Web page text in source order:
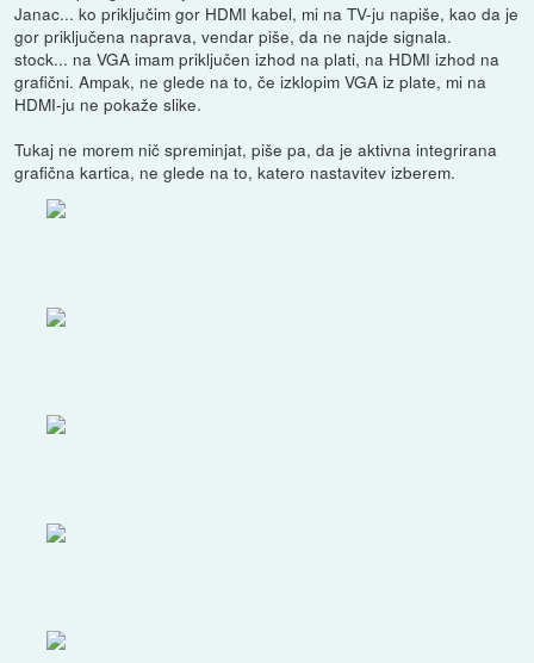
Janac... ko priključim gor HDMI kabel, mi na TV-ju napiše, kao da je
gor priključena naprava, vendar piše, da ne najde signala.
stock... na VGA imam priključen izhod na plati, na HDMI izhod na
grafični. Ampak, ne glede na to, če izklopim VGA iz plate, mi na
HDMI-ju ne pokaže slike.
Tukaj ne morem nič spreminjat, piše pa, da je aktivna integrirana
grafična kartica, ne glede na to, katero nastavitev izberem.